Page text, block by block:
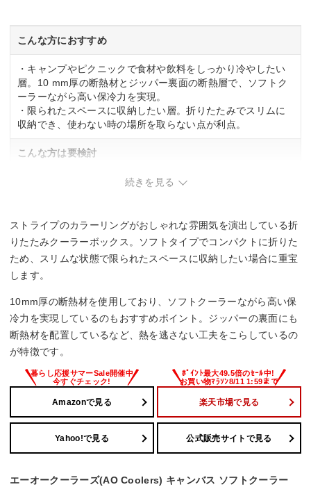
ポリエステル、EPE、PEVA、PP
こんな方におすすめ
・キャンプやピクニックで食材や飲料をしっかり冷やしたい
層。10 mm厚の断熱材とジッパー裏面の断熱層で、ソフトク
ーラーながら高い保冷力を実現。
・限られたスペースに収納したい層。折りたたみでスリムに
収納でき、使わない時の場所を取らない点が利点。
こんな方は要検討
・毎日のお買い物用として軽量性を重視する層。600 gの重量
・容量が大きめなため、少量の食材だけを冷やしたい層。
続きを見る
ストライプのカラーリングがおしゃれな雰囲気を演出している折
りたたみクーラーボックス。ソフトタイプでコンパクトに折りた
ため、スリムな状態で限られたスペースに収納したい場合に重宝
します。
10mm厚の断熱材を使用しており、ソフトクーラーながら高い保
冷力を実現しているのもおすすめポイント。ジッパーの裏面にも
断熱材を配置しているなど、熱を逃さない工夫をこらしているの
が特徴です。
Amazonで見る 楽天市場で見る
Yahoo!で見る 公式販売サイトで見る
エーオークーラーズ(AO Coolers) キャンバス ソフトクーラー